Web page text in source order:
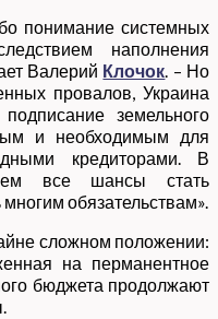
понимание системных
наполнения
Валерий Клочок. – Но
провалов, Украина
земельного
и необходимым для
кредиторами. В
все шансы стать
обязательствам».
сложном положении:
на перманентное
бюджета продолжают